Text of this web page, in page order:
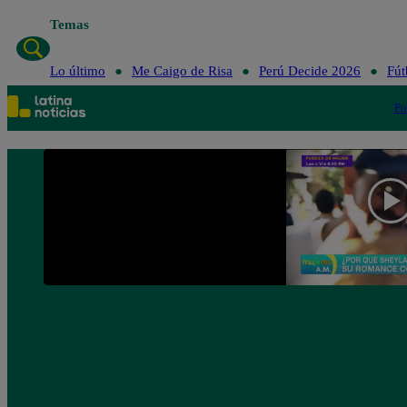
Temas
Lo último Me Caigo de Risa Perú Decide 2026